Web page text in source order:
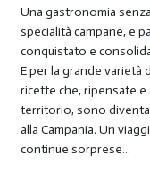
Una gastronomia
specialità campane, e
conquistato e
E per la grande varietà
ricette che, ripensate
territorio, sono
alla Campania. Un
continue sorprese…